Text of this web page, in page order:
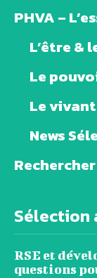
PHVA –
L’être &
Le
Le
News
Rechercher
Sélection
RSE et
questions